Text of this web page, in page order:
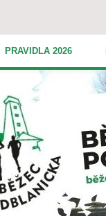
PRAVIDLA 2026